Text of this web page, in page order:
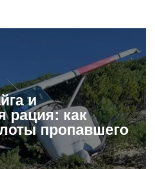
и
рация: как
пропавшего